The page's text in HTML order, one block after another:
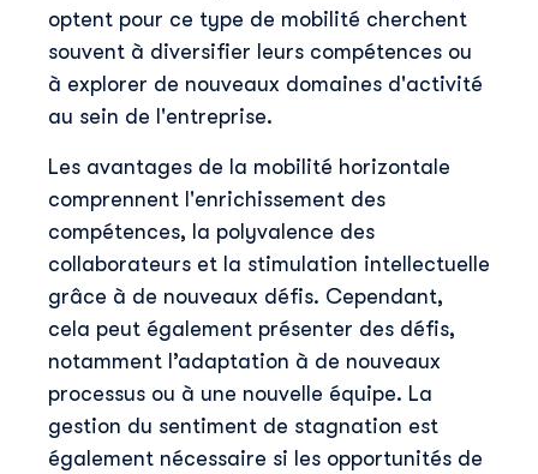
optent pour ce type de mobilité cherchent
souvent à diversifier leurs compétences ou
à explorer de nouveaux domaines d'activité
au sein de l'entreprise.
Les avantages de la mobilité horizontale
comprennent l'enrichissement des
compétences, la polyvalence des
collaborateurs et la stimulation intellectuelle
grâce à de nouveaux défis. Cependant,
cela peut également présenter des défis,
notamment l’adaptation à de nouveaux
processus ou à une nouvelle équipe. La
gestion du sentiment de stagnation est
également nécessaire si les opportunités de